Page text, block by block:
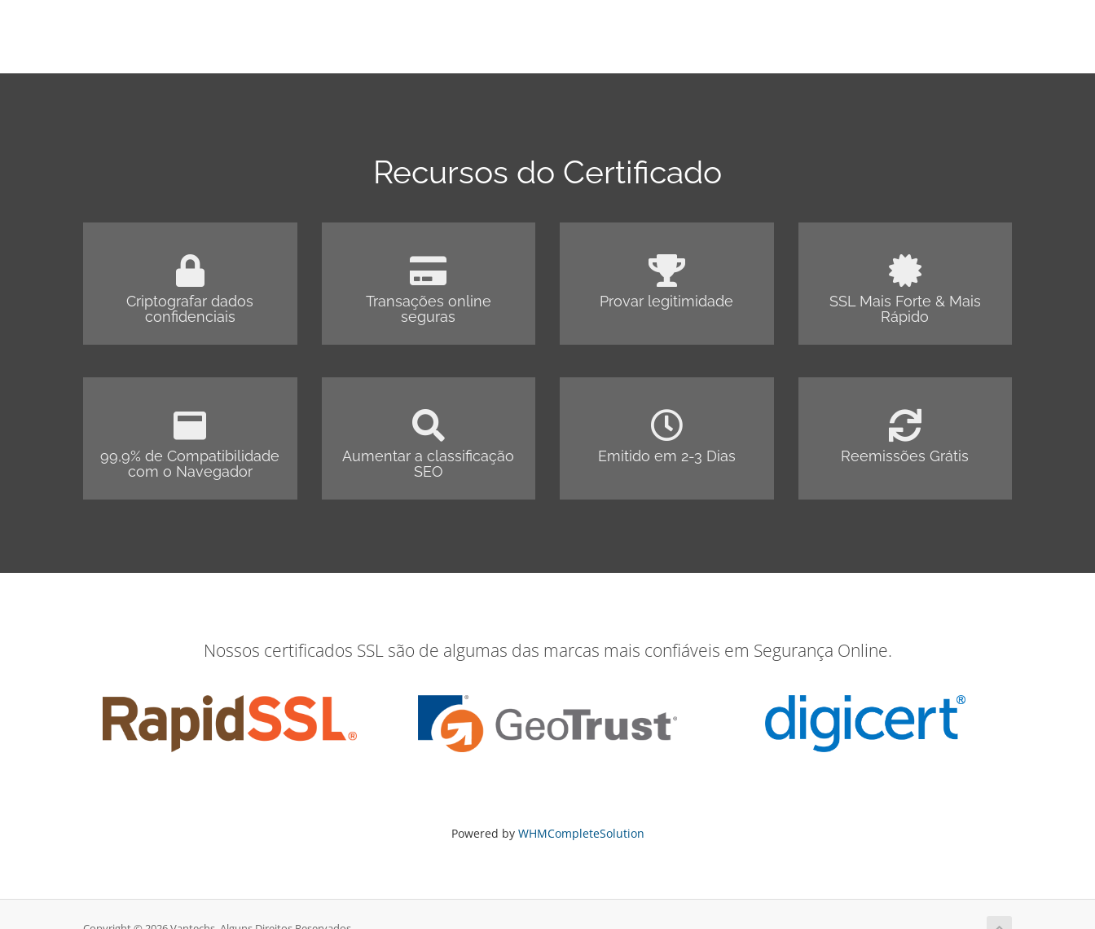
Recursos do Certificado
Criptografar dados
confidenciais
Transações online
seguras
Provar legitimidade
SSL Mais Forte & Mais
Rápido
99,9% de Compatibilidade
com o Navegador
Aumentar a classificação
SEO
Emitido em 2-3 Dias Reemissões Grátis
Nossos certificados SSL são de algumas das marcas mais confiáveis em Segurança Online.
Powered by WHMCompleteSolution